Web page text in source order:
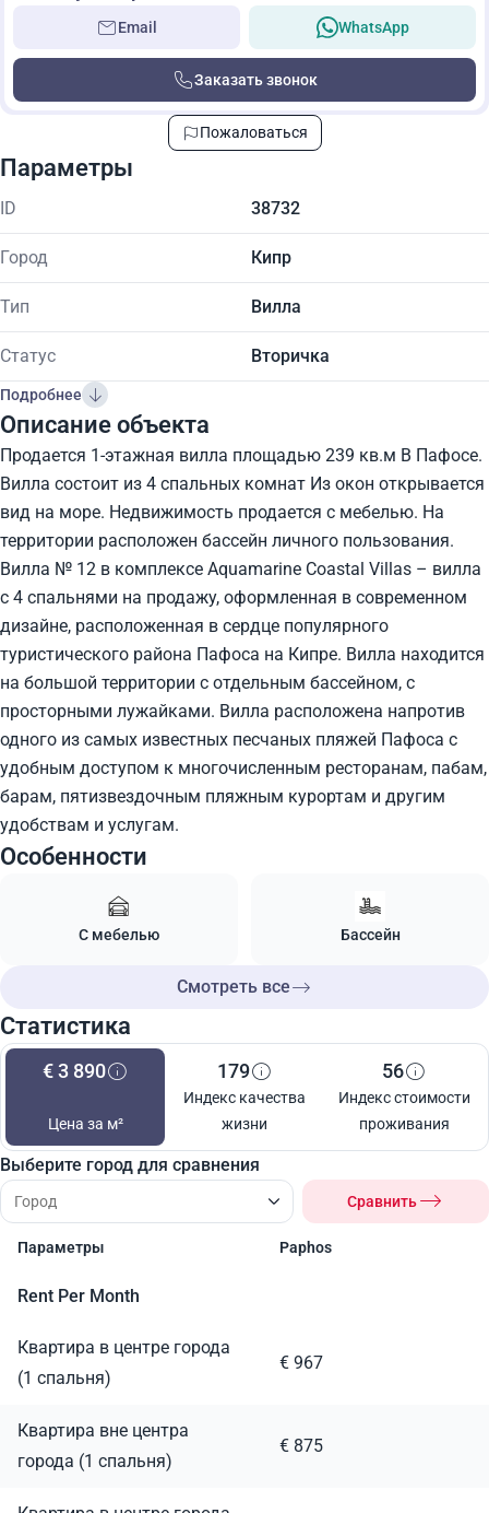
Email WhatsApp
Заказать звонок
Пожаловаться
Параметры
ID 38732
Город Кипр
Тип Вилла
Статус Вторичка
Подробнее
Описание объекта
Продается 1-этажная вилла площадью 239 кв.м В Пафосе.
Вилла состоит из 4 спальных комнат Из окон открывается
вид на море. Недвижимость продается с мебелью. На
территории расположен бассейн личного пользования.
Вилла № 12 в комплексе Aquamarine Coastal Villas – вилла
с 4 спальнями на продажу, оформленная в современном
дизайне, расположенная в сердце популярного
туристического района Пафоса на Кипре. Вилла находится
на большой территории с отдельным бассейном, с
просторными лужайками. Вилла расположена напротив
одного из самых известных песчаных пляжей Пафоса с
удобным доступом к многочисленным ресторанам, пабам,
барам, пятизвездочным пляжным курортам и другим
удобствам и услугам.
Особенности
С мебелью Бассейн
Смотреть все
Статистика
€ 3 890
Цена за м²
179
Индекс качества
жизни
56
Индекс стоимости
проживания
Выберите город для сравнения
Сравнить
Параметры Paphos
Rent Per Month
Квартира в центре города
(1 спальня)
€ 967
Квартира вне центра
города (1 спальня)
€ 875